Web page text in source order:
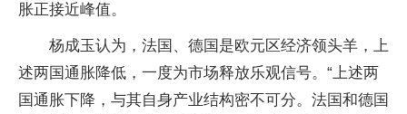
胀正接近峰值。
杨成玉认为，法国、德国是欧元区经济领头羊，上
述两国通胀降低，一度为市场释放乐观信号。“上述两
国通胀下降，与其自身产业结构密不可分。法国和德国